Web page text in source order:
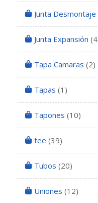
Junta
Junta Expansión
Tapa Camaras (2)
Tapas (1)
Tapones (10)
tee (39)
Tubos (20)
Uniones (12)